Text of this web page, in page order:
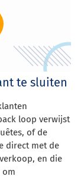
te sluiten
loop verwijst
of de
direct met de
en die
om